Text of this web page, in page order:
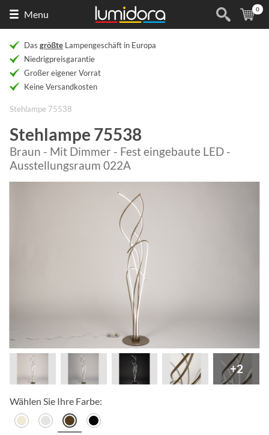
Menu (
0
Das größte Lampengeschäft in Europa
Niedrigpreisgarantie
Großer eigener Vorrat
Keine Versandkosten
Stehlampe 75538
Stehlampe 75538
Braun - Mit Dimmer - Fest eingebaute LED -
Ausstellungsraum 022A
+2
Wählen Sie Ihre Farbe: